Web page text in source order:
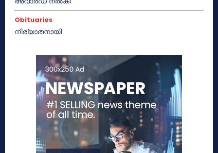
Obituaries
നിര്യാതനായി